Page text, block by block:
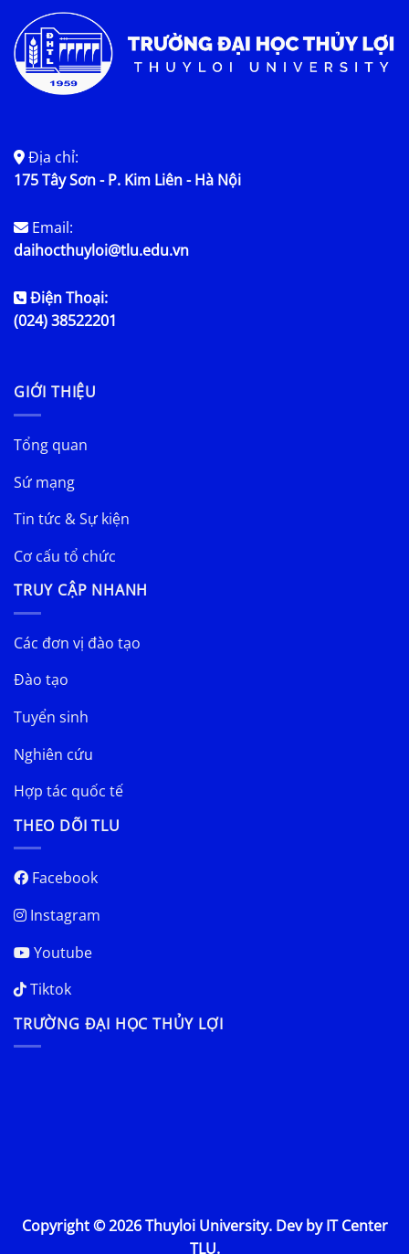
Địa chỉ:
175 Tây Sơn - P. Kim Liên - Hà Nội
Email:
daihocthuyloi@tlu.edu.vn
Điện Thoại:
(024) 38522201
GIỚI THIỆU
Tổng quan
Sứ mạng
Tin tức & Sự kiện
Cơ cấu tổ chức
TRUY CẬP NHANH
Các đơn vị đào tạo
Đào tạo
Tuyển sinh
Nghiên cứu
Hợp tác quốc tế
THEO DÕI TLU
Facebook
Instagram
Youtube
Tiktok
TRƯỜNG ĐẠI HỌC THỦY LỢI
Copyright © 2026 Thuyloi University. Dev by IT Center
TLU.